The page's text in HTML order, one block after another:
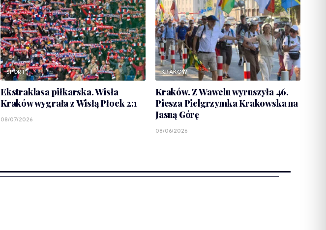
SPORT
Ekstraklasa piłkarska. Wisła
Kraków wygrała z Wisłą Płock 2:1
08/07/2026
KRAKÓW
Kraków. Z Wawelu wyruszyła 46.
Piesza Pielgrzymka Krakowska na
Jasną Górę
08/06/2026